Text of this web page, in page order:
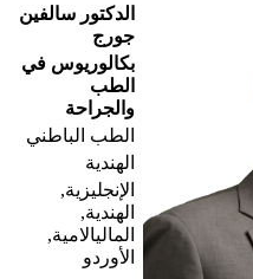
الدكتور سالفين
جورج
بكالوريوس في
الطب
والجراحة
الطب الباطني
الهندية
الإنجليزية,
الهندية,
الماليالامية,
الأوردو